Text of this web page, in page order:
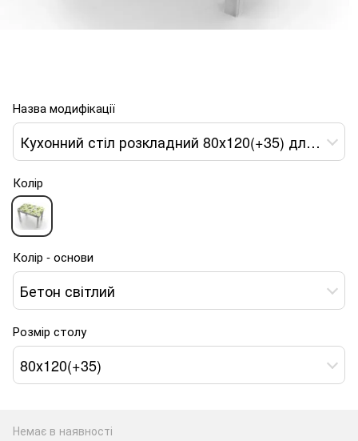
Назва модифікації
Кухонний стіл розкладний 80х120(+35) для кухні каркас МДФ бетон світлий стільниця скло діаманд
Колір
Колір - основи
Бетон світлий
Розмір столу
80х120(+35)
Немає в наявності